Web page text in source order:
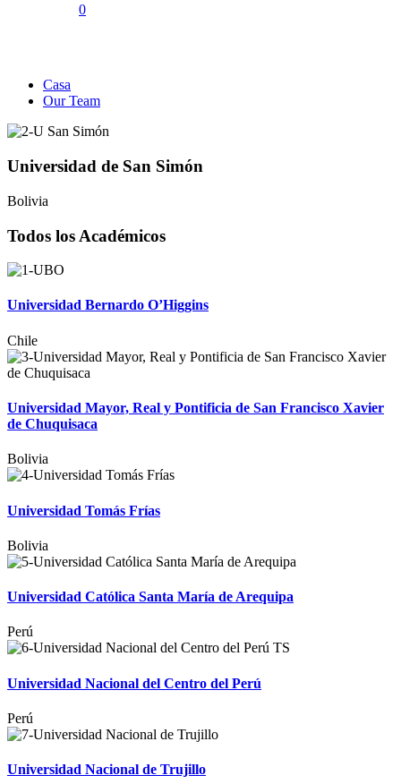
0
Casa
Our Team
Universidad de San Simón
Bolivia
Todos los Académicos
Universidad Bernardo O’Higgins
Chile
Universidad Mayor, Real y Pontificia de San Francisco Xavier
de Chuquisaca
Bolivia
Universidad Tomás Frías
Bolivia
Universidad Católica Santa María de Arequipa
Perú
Universidad Nacional del Centro del Perú
Perú
Universidad Nacional de Trujillo